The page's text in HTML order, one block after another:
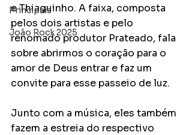
Principais
João Rock 2025
e Thiaguinho. A faixa, composta
pelos dois artistas e pelo
renomado produtor Prateado, fala
sobre abrirmos o coração para o
amor de Deus entrar e faz um
convite para esse passeio de luz.
Junto com a música, eles também
fazem a estreia do respectivo